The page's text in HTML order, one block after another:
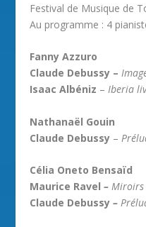
Festival de Musique de
Au programme : 4
Fanny Azzuro
Claude Debussy –
Isaac Albéniz – Iberia
Nathanaël Gouin
Claude Debussy –
Célia Oneto Bensaïd
Maurice Ravel –Miroirs
Claude Debussy –